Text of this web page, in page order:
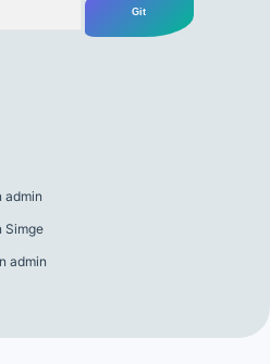
admin
Simge
admin